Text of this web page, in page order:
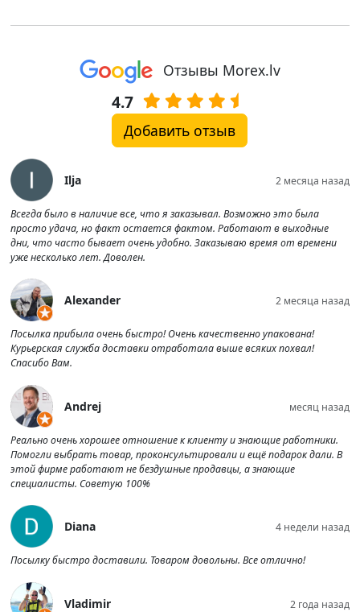
Отзывы Morex.lv
4.7
Добавить отзыв
Ilja 2 месяца назад
Всегда было в наличие все, что я заказывал. Возможно это была
просто удача, но факт остается фактом. Работают в выходные
дни, что часто бывает очень удобно. Заказываю время от времени
уже несколько лет. Доволен.
Alexander 2 месяца назад
Посылка прибыла очень быстро! Очень качественно упакована!
Курьерская служба доставки отработала выше всяких похвал!
Спасибо Вам.
Andrej месяц назад
Реально очень хорошее отношение к клиенту и знающие работники.
Помогли выбрать товар, проконсультировали и ещё подарок дали. В
этой фирме работают не бездушные продавцы, а знающие
специалисты. Советую 100%
Diana 4 недели назад
Посылку быстро доставили. Товаром довольны. Все отлично!
Vladimir 2 года назад